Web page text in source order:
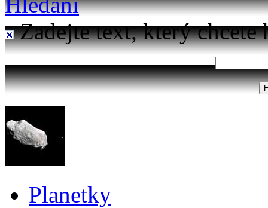
Zadejte text, který chcete
Planetky